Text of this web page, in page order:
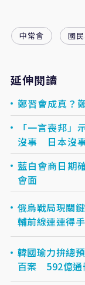
中常會 國
延伸閱讀
鄭習會成真？
「一言喪邦
沒事 日本沒
藍白會商日期
會面
俄烏戰局現關
輔前線連連得手
韓國瑜力拚總
百案 592億通